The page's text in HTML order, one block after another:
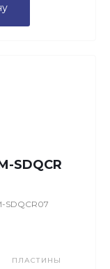
SDQCR
SDQCR07
ПЛАСТИНЫ